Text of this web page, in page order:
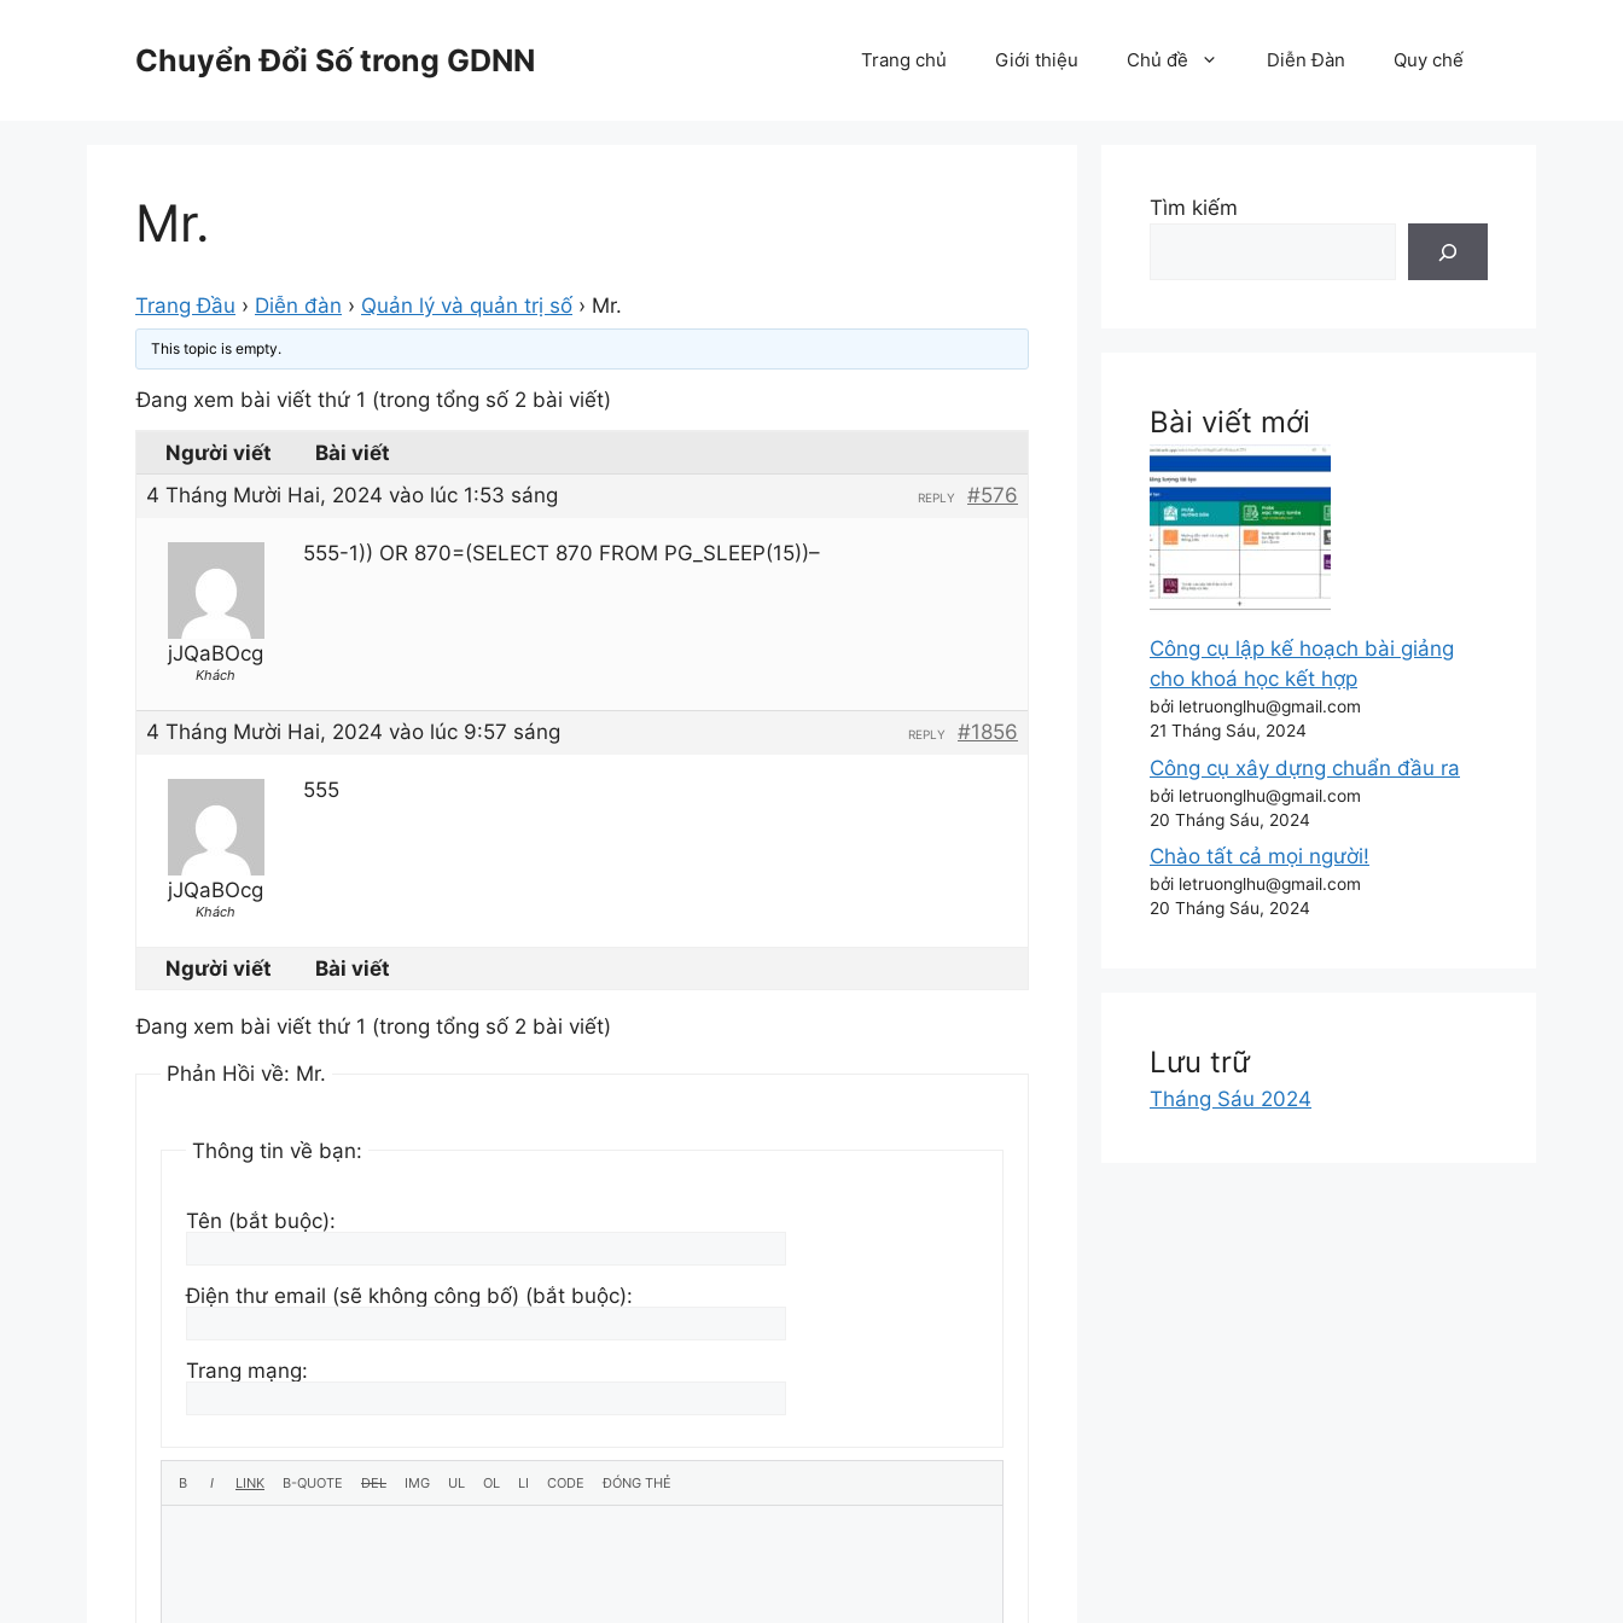
Chuyển Đổi Số trong GDNN Trang chủ Giới thiệu Chủ đề Diễn Đàn Quy chế
Mr.
Trang Đầu › Diễn đàn › Quản lý và quản trị số › Mr.
This topic is empty.
Đang xem bài viết thứ 1 (trong tổng số 2 bài viết)
Người viết
Bài viết
4 Tháng Mười Hai, 2024 vào lúc 1:53 sáng
#576
REPLY
jJQaBOcg
Khách
555-1)) OR 870=(SELECT 870 FROM PG_SLEEP(15))–
4 Tháng Mười Hai, 2024 vào lúc 9:57 sáng #1856
REPLY
jJQaBOcg
Khách
555
Người viết Bài viết
Đang xem bài viết thứ 1 (trong tổng số 2 bài viết)
Phản Hồi về: Mr.
Thông tin về bạn:
Tên (bắt buộc):
Điện thư email (sẽ không công bố) (bắt buộc):
Trang mạng:
Tìm kiếm
Bài viết mới
Công cụ lập kế hoạch bài giảng
cho khoá học kết hợp
bởi letruonglhu@gmail.com
21 Tháng Sáu, 2024
Công cụ xây dựng chuẩn đầu ra
bởi letruonglhu@gmail.com
20 Tháng Sáu, 2024
Chào tất cả mọi người!
bởi letruonglhu@gmail.com
20 Tháng Sáu, 2024
Lưu trữ
Tháng Sáu 2024